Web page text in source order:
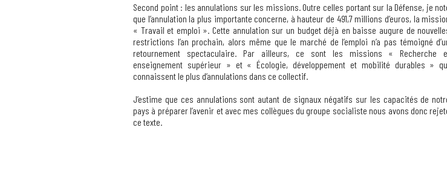
Second point : les annulations sur les missions. Outre celles portant sur la Défense, je
que l’annulation la plus importante concerne, à hauteur de 491,7 millions d’euros, la
« Travail et emploi ». Cette annulation sur un budget déjà en baisse augure de
restrictions l’an prochain, alors même que le marché de l’emploi n’a pas témoigné
retournement spectaculaire. Par ailleurs, ce sont les missions « Recherche
enseignement supérieur » et « Écologie, développement et mobilité durables »
connaissent le plus d’annulations dans ce collectif.
J’estime que ces annulations sont autant de signaux négatifs sur les capacités de
pays à préparer l’avenir et avec mes collègues du groupe socialiste nous avons donc
ce texte.